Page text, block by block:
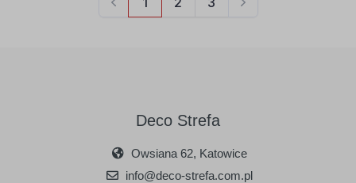
Deco Strefa
Owsiana 62, Katowice
info@deco-strefa.com.pl